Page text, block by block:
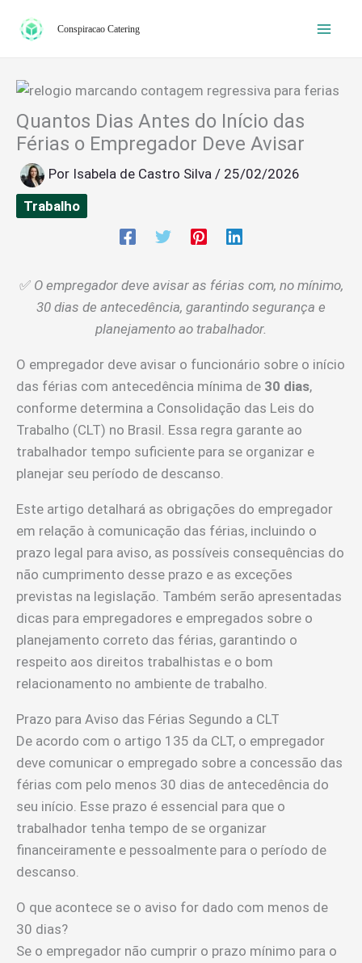
para
Conspiracao Catering
Quantos Dias Antes do Início das
Férias o Empregador Deve Avisar
Por Isabela de Castro Silva / 25/02/2026
Trabalho
✅ O empregador deve avisar as férias com, no mínimo,
30 dias de antecedência, garantindo segurança e
planejamento ao trabalhador.
O empregador deve avisar o funcionário sobre o início
das férias com antecedência mínima de 30 dias,
conforme determina a Consolidação das Leis do
Trabalho (CLT) no Brasil. Essa regra garante ao
trabalhador tempo suficiente para se organizar e
planejar seu período de descanso.
Este artigo detalhará as obrigações do empregador
em relação à comunicação das férias, incluindo o
prazo legal para aviso, as possíveis consequências do
não cumprimento desse prazo e as exceções
previstas na legislação. Também serão apresentadas
dicas para empregadores e empregados sobre o
planejamento correto das férias, garantindo o
respeito aos direitos trabalhistas e o bom
relacionamento no ambiente de trabalho.
Prazo para Aviso das Férias Segundo a CLT
De acordo com o artigo 135 da CLT, o empregador
deve comunicar o empregado sobre a concessão das
férias com pelo menos 30 dias de antecedência do
seu início. Esse prazo é essencial para que o
trabalhador tenha tempo de se organizar
financeiramente e pessoalmente para o período de
descanso.
O que acontece se o aviso for dado com menos de
30 dias?
Se o empregador não cumprir o prazo mínimo para o